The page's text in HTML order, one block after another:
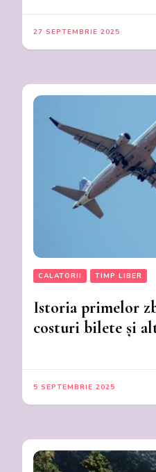
27 SEPTEMBRIE 2025
CALATORII TIMP LIBER
Istoria primelor
costuri bilete și
5 SEPTEMBRIE 2025